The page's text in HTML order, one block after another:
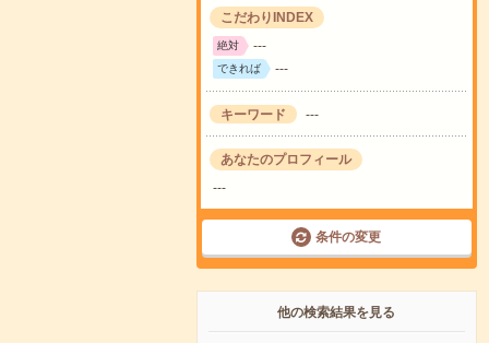
こだわりINDEX
絶対 ---
できれば ---
キーワード ---
あなたのプロフィール
---
条件の変更
他の検索結果を見る